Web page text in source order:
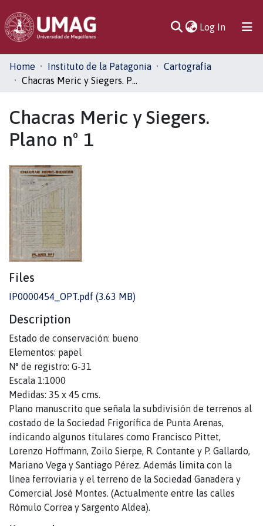
Log In(current)
Communities
& Collections
Statistics
Home Instituto de la Patagonia
Cartografía
Chacras Meric y Siegers. Plano nº 1
Chacras Meric y Siegers.
Plano nº 1
Files
IP0000454_OPT.pdf (3.63 MB)
Description
Estado de conservación: bueno
Elementos: papel
N° de registro: G-31
Escala 1:1000
Medidas: 35 x 45 cms.
Plano manuscrito que señala la subdivisión de terrenos al
costado de la Sociedad Frigorífica de Punta Arenas,
indicando algunos titulares como Francisco Pittet,
Lorenzo Hoffmann, Zoilo Sierpe, R. Contante y P. Gallardo,
Mariano Vega y Santiago Pérez. Además limita con la
línea ferroviaria y el terreno de la Sociedad Ganadera y
Comercial José Montes. (Actualmente entre las calles
Rómulo Correa y Sargento Aldea).